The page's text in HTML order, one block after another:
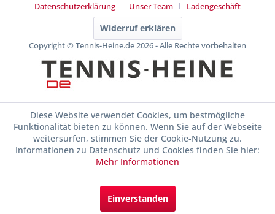
Datenschutzerklärung
Unser Team Ladengeschäft
Widerruf erklären
Copyright © Tennis-Heine.de 2026 - Alle Rechte vorbehalten
Diese Website verwendet Cookies, um bestmögliche
Funktionalität bieten zu können. Wenn Sie auf der Webseite
weitersurfen, stimmen Sie der Cookie-Nutzung zu.
Informationen zu Datenschutz und Cookies finden Sie hier:
Mehr Informationen
Einverstanden